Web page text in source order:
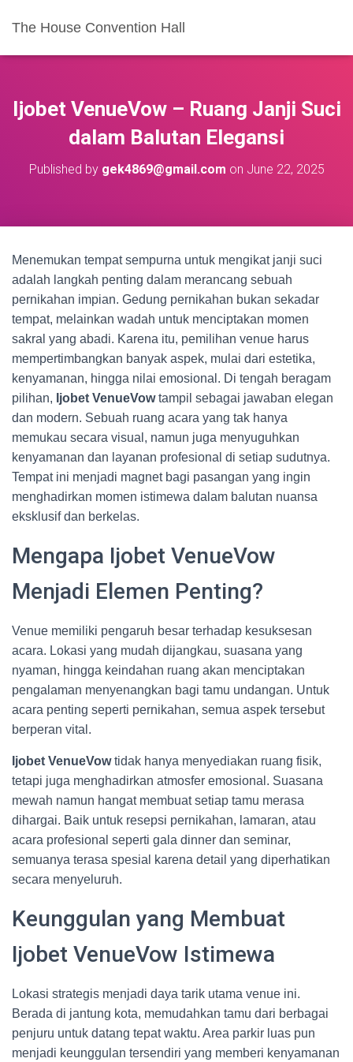
The House Convention Hall
Ijobet VenueVow – Ruang Janji Suci
dalam Balutan Elegansi
Published by gek4869@gmail.com on June 22, 2025
Menemukan tempat sempurna untuk mengikat janji suci
adalah langkah penting dalam merancang sebuah
pernikahan impian. Gedung pernikahan bukan sekadar
tempat, melainkan wadah untuk menciptakan momen
sakral yang abadi. Karena itu, pemilihan venue harus
mempertimbangkan banyak aspek, mulai dari estetika,
kenyamanan, hingga nilai emosional. Di tengah beragam
pilihan, Ijobet VenueVowtampil sebagai jawaban elegan
dan modern. Sebuah ruang acara yang tak hanya
memukau secara visual, namun juga menyuguhkan
kenyamanan dan layanan profesional di setiap sudutnya.
Tempat ini menjadi magnet bagi pasangan yang ingin
menghadirkan momen istimewa dalam balutan nuansa
eksklusif dan berkelas.
Mengapa Ijobet VenueVow
Menjadi Elemen Penting?
Venue memiliki pengaruh besar terhadap kesuksesan
acara. Lokasi yang mudah dijangkau, suasana yang
nyaman, hingga keindahan ruang akan menciptakan
pengalaman menyenangkan bagi tamu undangan. Untuk
acara penting seperti pernikahan, semua aspek tersebut
berperan vital.
Ijobet VenueVowtidak hanya menyediakan ruang fisik,
tetapi juga menghadirkan atmosfer emosional. Suasana
mewah namun hangat membuat setiap tamu merasa
dihargai. Baik untuk resepsi pernikahan, lamaran, atau
acara profesional seperti gala dinner dan seminar,
semuanya terasa spesial karena detail yang diperhatikan
secara menyeluruh.
Keunggulan yang Membuat
Ijobet VenueVow Istimewa
Lokasi strategis menjadi daya tarik utama venue ini.
Berada di jantung kota, memudahkan tamu dari berbagai
penjuru untuk datang tepat waktu. Area parkir luas pun
menjadi keunggulan tersendiri yang memberi kenyamanan